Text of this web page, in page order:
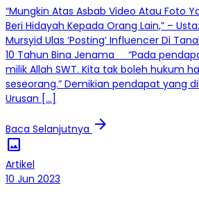
“Mungkin Atas Asbab Video Atau Foto
Beri Hidayah Kepada Orang Lain,” –
Mursyid Ulas ‘Posting’ Influencer Di
10 Tahun Bina Jenama “Pada
milik Allah SWT. Kita tak boleh hukum
seseorang.” Demikian pendapat yang
Urusan […]
Baca Selanjutnya arrow_forward
image
Artikel
10 Jun 2023